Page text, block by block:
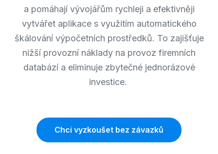
a pomáhají vývojářům rychleji a efektivněji
vytvářet aplikace s využitím automatického
škálování výpočetních prostředků. To zajišťuje
nižší provozní náklady na provoz firemních
databází a eliminuje zbytečné jednorázové
investice.
Chci vyzkoušet bez závazků